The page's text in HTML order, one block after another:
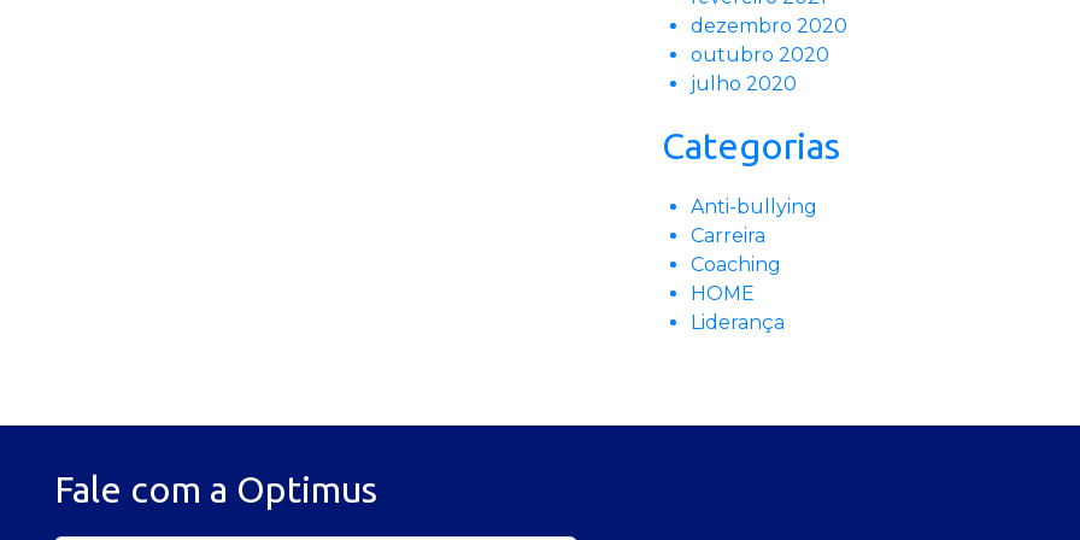
dezembro 2020
outubro 2020
julho 2020
Categorias
Anti-bullying
Carreira
Coaching
HOME
Liderança
Fale com a Optimus